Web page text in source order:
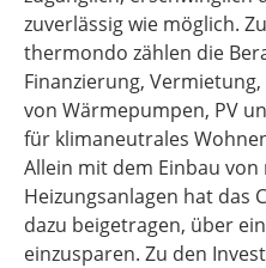
zuverlässig wie möglich.
thermondo zählen die
Finanzierung,
von Wärmepumpen, PV
für klimaneutrales
Allein mit dem Einbau
Heizungsanlagen hat das
dazu beigetragen, über
einzusparen. Zu den